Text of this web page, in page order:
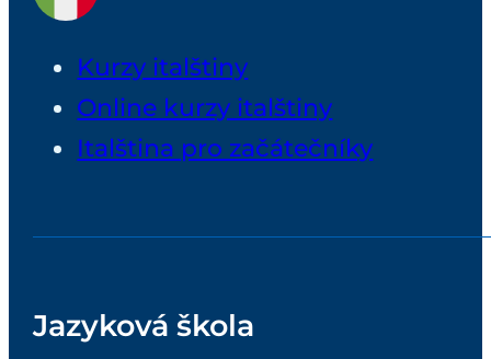
Kurzy italštiny
Online kurzy italštiny
Italština pro začátečníky
Jazyková škola